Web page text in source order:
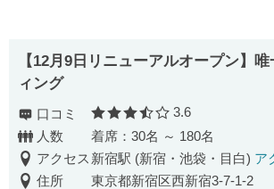
【12月9日リニューアルオープン】
ィング
口コミ 口コミ評価
3.6
人数
着席：30名 ～ 180名
アクセス 新宿駅 (新宿・池袋・目白) ア
住所
東京都新宿区西新宿3-7-1-2